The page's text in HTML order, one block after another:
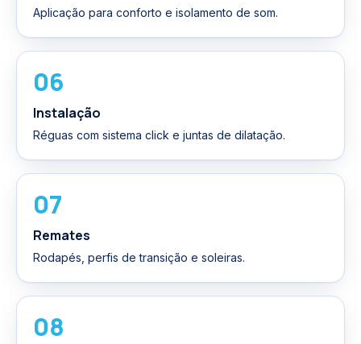
Aplicação para conforto e isolamento de som.
06
Instalação
Réguas com sistema click e juntas de dilatação.
07
Remates
Rodapés, perfis de transição e soleiras.
08